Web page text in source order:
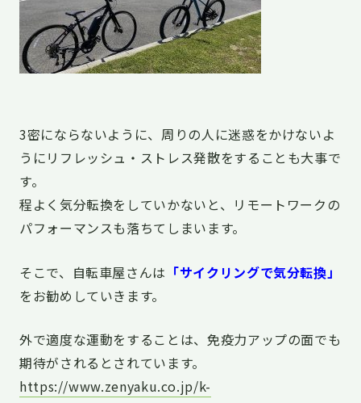
3密にならないように、周りの人に迷惑をかけないよ
うにリフレッシュ・ストレス発散をすることも大事で
す。
程よく気分転換をしていかないと、リモートワークの
パフォーマンスも落ちてしまいます。
そこで、自転車屋さんは 「サイクリングで気分転換」
をお勧めしていきます。
外で適度な運動をすることは、免疫力アップの面でも
期待がされるとされています。
https://www.zenyaku.co.jp/k-